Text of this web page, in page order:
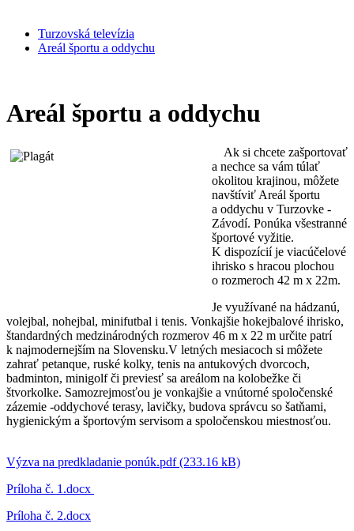
Turzovská televízia
Areál športu a oddychu
Areál športu a oddychu
Ak si chcete zašportovať
a nechce sa vám túlať
okolitou krajinou, môžete
navštíviť Areál športu
a oddychu v Turzovke -
Závodí. Ponúka všestranné
športové vyžitie.
K dispozícií je viacúčelové
ihrisko s hracou plochou
o rozmeroch 42 m x 22m.
Je využívané na hádzanú,
volejbal, nohejbal, minifutbal i tenis. Vonkajšie hokejbalové ihrisko,
štandardných medzinárodných rozmerov 46 m x 22 m určite patrí
k najmodernejším na Slovensku.V letných mesiacoch si môžete
zahrať petanque, ruské kolky, tenis na antukových dvorcoch,
badminton, minigolf či previesť sa areálom na kolobežke či
štvorkolke. Samozrejmosťou je vonkajšie a vnútorné spoločenské
zázemie -oddychové terasy, lavičky, budova správcu so šatňami,
hygienickým a športovým servisom a spoločenskou miestnosťou.
Výzva na predkladanie ponúk.pdf (233.16 kB)
Príloha č. 1.docx
Príloha č. 2.docx